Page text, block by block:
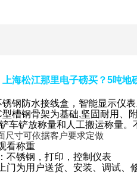
海松江那里电子磅买？5吨地
钢防水接线盒，智能显示仪表
槽钢骨架为基础,坚固耐用、
车铲放称量和人工搬运称量
尺寸可依据客户要求定做
看称重
不锈钢，打印，控制仪表
门为用户送货、安装、调试、